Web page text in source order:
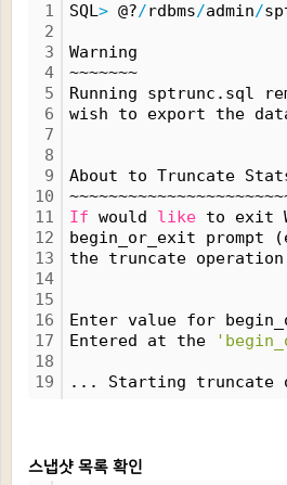
1
2
3
4
5
6
7
8
9
10
11
12
13
14
15
16
17
18
19
SQL> @?/rdbms/admin/
Warning
~~~~~~~
Running sptrunc.sql
wish to export the
About to Truncate
If would like to exit
begin_or_exit prompt
the truncate
Enter value for
Entered at the
... Starting truncate
스냅샷 목록 확인